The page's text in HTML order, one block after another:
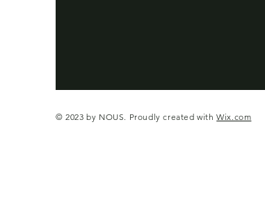
© 2023 by NOUS. Proudly created withWix.com